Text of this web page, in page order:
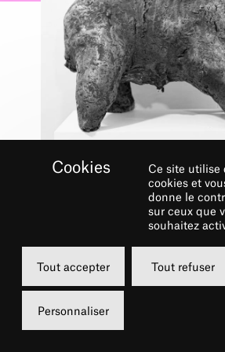
Ateliers
ATELIERS
Ce site utilise
cookies et
donne le
sur ceux que
souhaitez
Tout accepter Tout refuser
Personnaliser